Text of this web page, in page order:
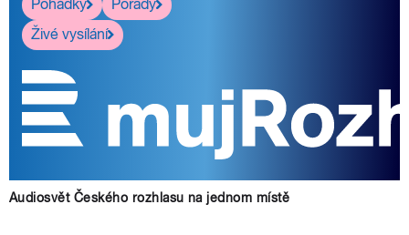
Pohádky
Pořady
Živé vysílání
Audiosvět Českého rozhlasu na jednom místě